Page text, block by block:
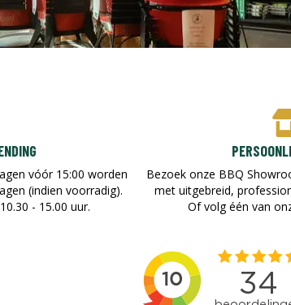
vóór 15:00 worden
(indien voorradig).
- 15.00 uur.
Bezoek onze BBQ
met uitgebreid,
Of volg één van